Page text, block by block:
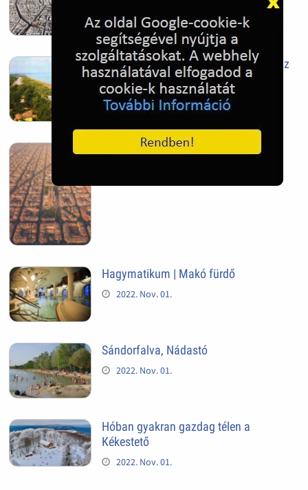
Siófok, mielőtt beépült az Aranypart az
1970-es évek elején
2024. Nov. 17.
Barcelona, Spanyolország
Hagymatikum | Makó fürdő
2022. Nov. 01.
Sándorfalva, Nádastó
2022. Nov. 01.
Hóban gyakran gazdag télen a
Kékestető
2022. Nov. 01.